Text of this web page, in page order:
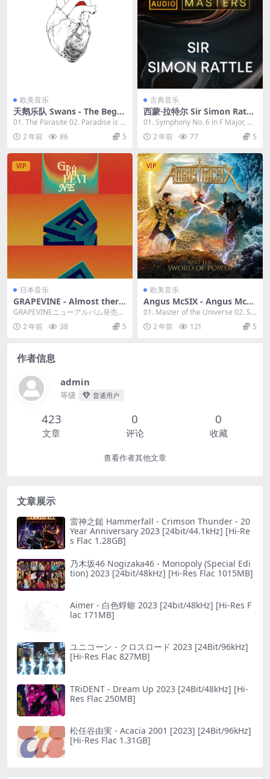
欧美音乐
天鹅乐队 Swans - The Begg
ar 2023 [24Bit/48kHz] [Hi-R
es Flac 764MB]
01. The Parasite 02. Paradise is M
ine 03...
2 年前 86 5
古典音乐
西蒙·拉特尔 Sir Simon Rattl
e - Hi-Res Masters 2023 [24
Bit/96kHz] [Hi-Res Flac 3.0
6GB]
01. Symphony No. 6 in F Major, O
p. 68 "P...
2 年前 77 5
VIP
日本音乐
GRAPEVINE - Almost there
2023 [24bit/96kHz] [Hi-Res
Flac 1.03GB]
GRAPEVINEニューアルバム発売決
定!各界から高い評価を受け、スマ
ッシュヒッ...
2 年前 38 5
VIP
欧美音乐
Angus McSIX - Angus Mcsi
x and the Sword of Power
2023 [24Bit/44.1kHz] [Hi-Re
s Flac 587MB]
01. Master of the Universe 02. Six
calibu...
2 年前 121 5
作者信息
admin
等级 普通用户
423
文章
0
评论
0
收藏
查看作者其他文章
文章展示
雷神之鎚 Hammerfall - Crimson Thunder - 20
Year Anniversary 2023 [24bit/44.1kHz] [Hi-Re
s Flac 1.28GB]
乃木坂46 Nogizaka46 - Monopoly (Special Edi
tion) 2023 [24bit/48kHz] [Hi-Res Flac 1015MB]
Aimer - 白色蜉蝣 2023 [24bit/48kHz] [Hi-Res F
lac 171MB]
ユニコーン - クロスロード 2023 [24Bit/96kHz]
[Hi-Res Flac 827MB]
TRiDENT - Dream Up 2023 [24Bit/48kHz] [Hi-
Res Flac 250MB]
松任谷由実 - Acacia 2001 [2023] [24Bit/96kHz]
[Hi-Res Flac 1.31GB]